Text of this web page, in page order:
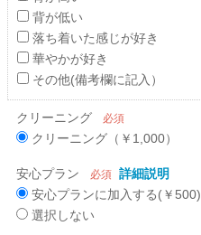
背が低い
落ち着いた感じが好き
華やかが好き
その他(備考欄に記入）
クリーニング 必須
クリーニング（￥1,000）
安心プラン 必須 詳細説明
安心プランに加入する(￥500)
選択しない